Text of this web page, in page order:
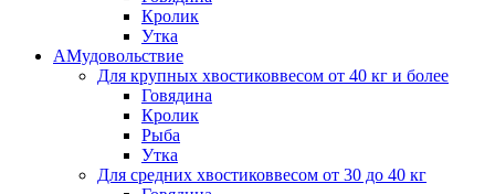
Кролик
Утка
АМудовольствие
Для крупных хвостиковвесом от 40 кг и более
Говядина
Кролик
Рыба
Утка
Для средних хвостиковвесом от 30 до 40 кг